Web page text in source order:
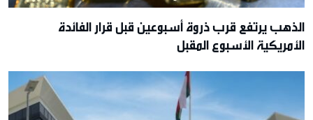
الذهب يرتفع قرب ذروة أسبوعين قبل قرار الفائدة
الأمريكية الأسبوع المقبل